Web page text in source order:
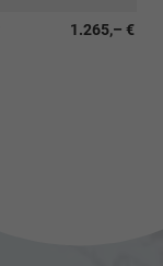
1.265,– €